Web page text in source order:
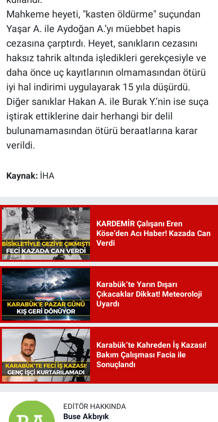
Mahkeme heyeti, "kasten öldürme" suçundan
Yaşar A. ile Aydoğan A.’yı müebbet hapis
cezasına çarptırdı. Heyet, sanıkların cezasını
haksız tahrik altında işledikleri gerekçesiyle ve
daha önce uç kayıtlarının olmamasından ötürü
iyi hal indirimi uygulayarak 15 yıla düşürdü.
Diğer sanıklar Hakan A. ile Burak Y.’nin ise suça
iştirak ettiklerine dair herhangi bir delil
bulunamamasından ötürü beraatlarına karar
verildi.
Kaynak: İHA
KARDEMİR Çalışanı Eren
Köse’den Acı Haber! Kazada Can
Verdi
Karabük’te Yarın Dışarı
Çıkacaklar Dikkat! Meteoroloji
Uyardı
Karabük’te Kahreden İş Kazası!
Bakım Çalışması Facia ile
Sonuçlandı
EDITÖR HAKKINDA
Buse Akbıyık